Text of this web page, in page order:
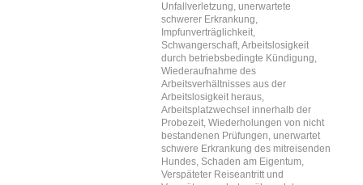
Unfallverletzung, unerwartete
schwerer Erkrankung,
Impfunverträglichkeit,
Schwangerschaft, Arbeitslosigkeit
durch betriebsbedingte Kündigung,
Wiederaufnahme des
Arbeitsverhältnisses aus der
Arbeitslosigkeit heraus,
Arbeitsplatzwechsel innerhalb der
Probezeit, Wiederholungen von nicht
bestandenen Prüfungen, unerwartet
schwere Erkrankung des mitreisenden
Hundes, Schaden am Eigentum,
Verspäteter Reiseantritt und